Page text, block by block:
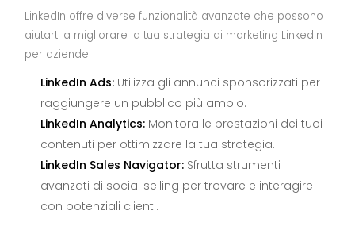
LinkedIn offre diverse funzionalità avanzate che possono
aiutarti a migliorare la tua strategia di marketing LinkedIn
per aziende.
LinkedIn Ads:Utilizza gli annunci sponsorizzati per
raggiungere un pubblico più ampio.
LinkedIn Analytics:Monitora le prestazioni dei tuoi
contenuti per ottimizzare la tua strategia.
LinkedIn Sales Navigator:Sfrutta strumenti
avanzati di social selling per trovare e interagire
con potenziali clienti.